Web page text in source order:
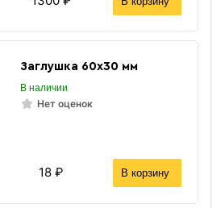
Заглушка 60х30 мм
В наличии
Нет оценок
18 ₽ В корзину
«В корзину»